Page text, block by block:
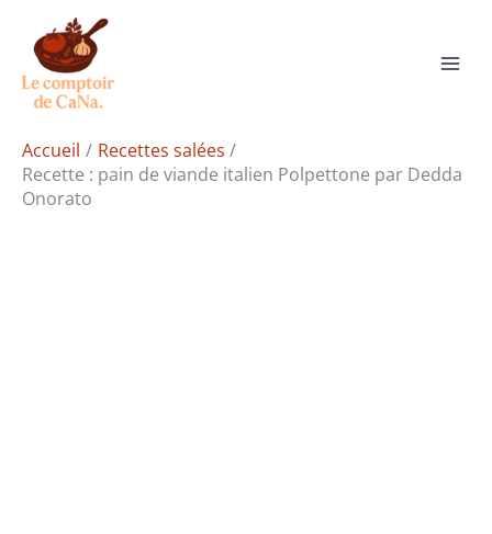
contenu
Accueil
Recettes salées
Recette : pain de viande italien Polpettone par Dedda
Onorato
Rechercher